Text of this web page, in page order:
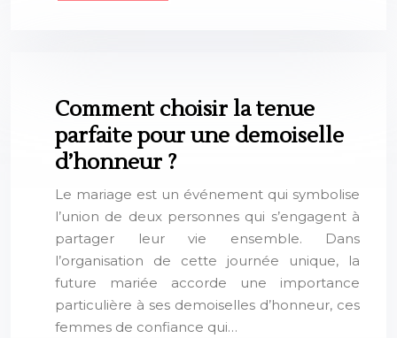
Comment choisir la tenue
parfaite pour une demoiselle
d’honneur ?
Le mariage est un événement qui symbolise
l’union de deux personnes qui s’engagent à
partager leur vie ensemble. Dans
l’organisation de cette journée unique, la
future mariée accorde une importance
particulière à ses demoiselles d’honneur, ces
femmes de confiance qui…